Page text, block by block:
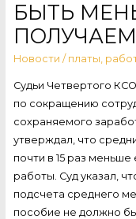
БЫТЬ
Новости / платы
Судьи Четвертого
по сокращению
сохраняемого
утверждал, что
почти в 15 раз
работы. Суд указал,
подсчета среднего
пособие не должно